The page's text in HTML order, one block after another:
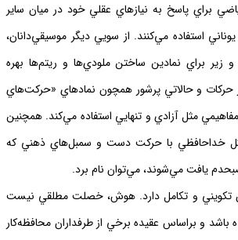
براي پاسخ به نيازهاي عقلي خود در ميان ساير
استفاده مي‌كنند. از سويي ديگر موسيقي‌دانان،
زير براي نمادين ساختن ملودي‌‌ها و ريتم‌ها بهره
حركات و حالاتي پرشور همچون نمادهاي «حركت‌هاي
مثل آزادي و تنهايي استفاده مي‌كند. همچنين
خداحافظي با حركت دست و سمبل‌هاي ذهني كه
يافت مي‌شوند، مي‌توان نام برد.
تكويني و تكامل دارد. هوش، خصلت مطلقي نيست
باشد و براساس عقيده برخي از طرفداران محافظه‌كار